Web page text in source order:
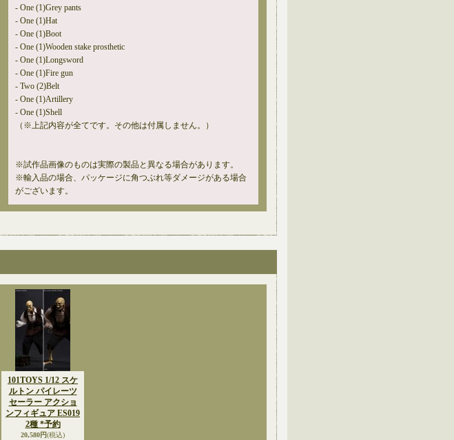
- One (1)Grey pants
- One (1)Hat
- One (1)Boot
- One (1)Wooden stake prosthetic
- One (1)Longsword
- One (1)Fire gun
- Two (2)Belt
- One (1)Artillery
- One (1)Shell
（※上記内容が全てです。その他は付属しません。）
※試作品画像のものは実際の製品と異なる場合があります。
※輸入品の場合、パッケージに角つぶれ等ダメージがある場合
がございます。
101TOYS 1/12 スケ
ルトン パイレーツ
セーラー アクショ
ンフィギュア ES019
2種 *予約
20,580円(税込)